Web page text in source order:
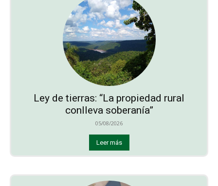
Ley de tierras: “La propiedad rural
conlleva soberanía”
05/08/2026
Leer más